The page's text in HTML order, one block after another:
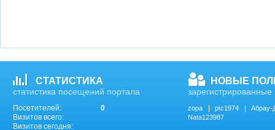
СТАТИСТИКА
статистика посещений портала
Посетителей:
0
Визитов всего:
Визитов сегодня:
НОВЫЕ
зарегистрированные
zopa ptc1974
Абрау-
Nata123987